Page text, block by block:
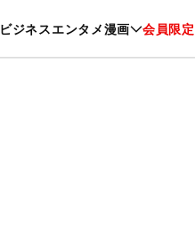
ビジネスエンタメ漫画 会員限定
美容 グルメ ファッション